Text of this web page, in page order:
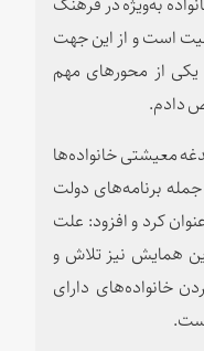
است و از این جهت
از محورهای مهم
دادم.
معیشتی خانواده‌ها
جمله برنامه‌های دولت
کرد و افزود: علت
همایش نیز تلاش و
خانواده‌های دارای